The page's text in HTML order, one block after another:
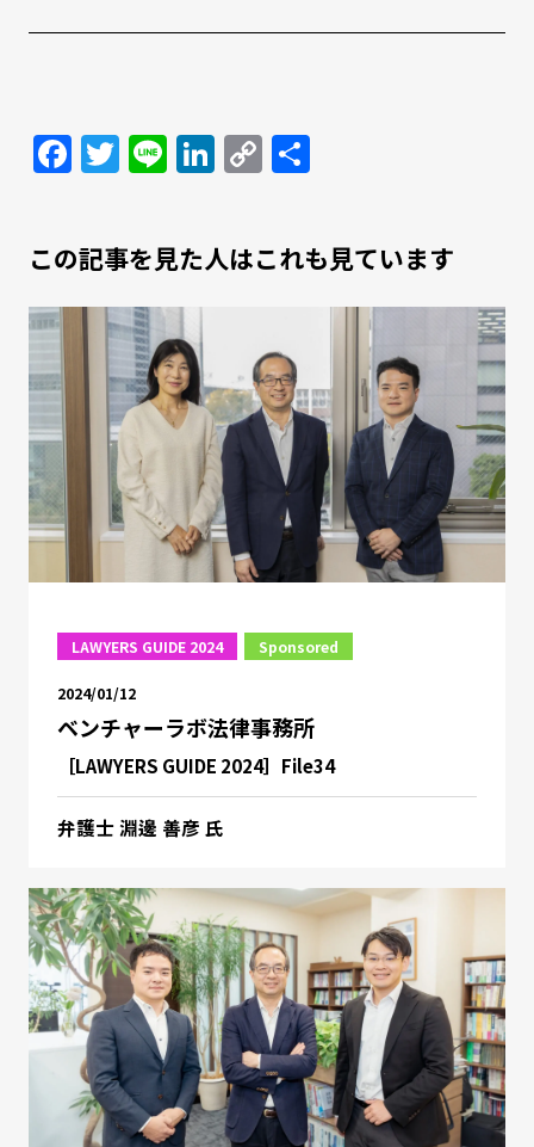
Facebook
Twitter
LineLinkedIn
Copy
Link
共
この記事を見た人はこれも見ています
LAWYERS GUIDE 2024 Sponsored
2024/01/12
ベンチャーラボ法律事務所
［LAWYERS GUIDE 2024］File34
弁護士 淵邊 善彦 氏